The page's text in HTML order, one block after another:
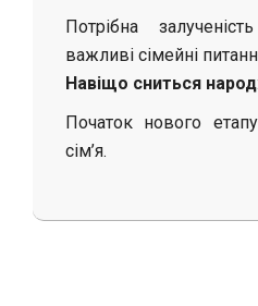
Потрібна
важливі сімейні
Навіщо сниться
Початок нового
сім’я.
2025-